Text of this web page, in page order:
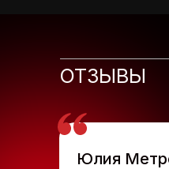
ОТЗЫВЫ
Юлия